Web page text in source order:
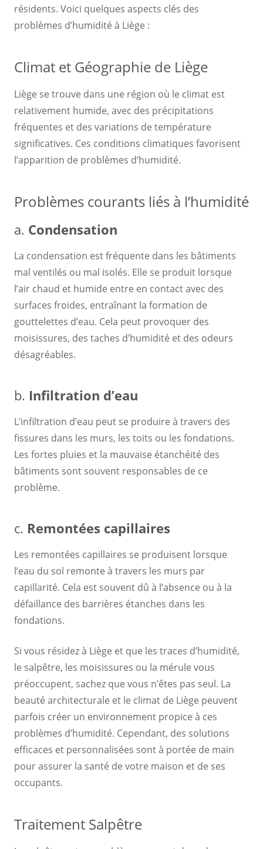
résidents. Voici quelques aspects clés des
problèmes d’humidité à Liège :
Climat et Géographie de Liège
Liège se trouve dans une région où le climat est
relativement humide, avec des précipitations
fréquentes et des variations de température
significatives. Ces conditions climatiques favorisent
l’apparition de problèmes d’humidité.
Problèmes courants liés à l’humidité
a. Condensation
La condensation est fréquente dans les bâtiments
mal ventilés ou mal isolés. Elle se produit lorsque
l’air chaud et humide entre en contact avec des
surfaces froides, entraînant la formation de
gouttelettes d’eau. Cela peut provoquer des
moisissures, des taches d’humidité et des odeurs
désagréables.
b. Infiltration d’eau
L’infiltration d’eau peut se produire à travers des
fissures dans les murs, les toits ou les fondations.
Les fortes pluies et la mauvaise étanchéité des
bâtiments sont souvent responsables de ce
problème.
c. Remontées capillaires
Les remontées capillaires se produisent lorsque
l’eau du sol remonte à travers les murs par
capillarité. Cela est souvent dû à l’absence ou à la
défaillance des barrières étanches dans les
fondations.
Si vous résidez à Liège et que les traces d’humidité,
le salpêtre, les moisissures ou la mérule vous
préoccupent, sachez que vous n’êtes pas seul. La
beauté architecturale et le climat de Liège peuvent
parfois créer un environnement propice à ces
problèmes d’humidité. Cependant, des solutions
efficaces et personnalisées sont à portée de main
pour assurer la santé de votre maison et de ses
occupants.
Traitement Salpêtre